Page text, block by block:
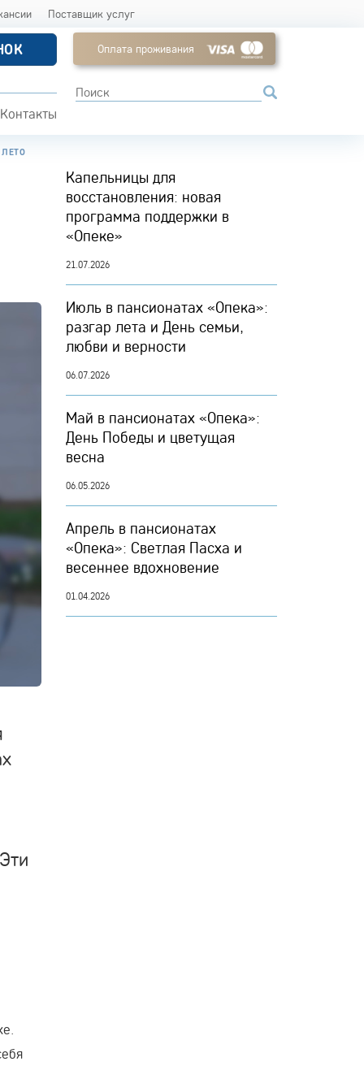
Поставщик услуг
Контакты
Оплата проживания
Капельницы для
восстановления: новая
программа поддержки в
«Опеке»
21.07.2026
Июль в пансионатах «Опека»:
разгар лета и День семьи,
любви и верности
06.07.2026
Май в пансионатах «Опека»:
День Победы и цветущая
весна
06.05.2026
Апрель в пансионатах
«Опека»: Светлая Пасха и
весеннее вдохновение
01.04.2026